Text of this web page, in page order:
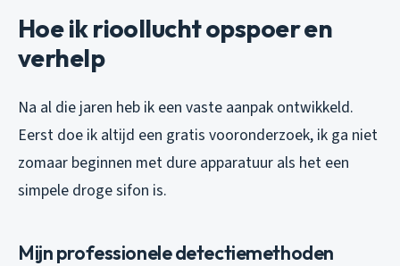
Hoe ik rioollucht opspoer en
verhelp
Na al die jaren heb ik een vaste aanpak ontwikkeld.
Eerst doe ik altijd een gratis vooronderzoek, ik ga niet
zomaar beginnen met dure apparatuur als het een
simpele droge sifon is.
Mijn professionele detectiemethoden